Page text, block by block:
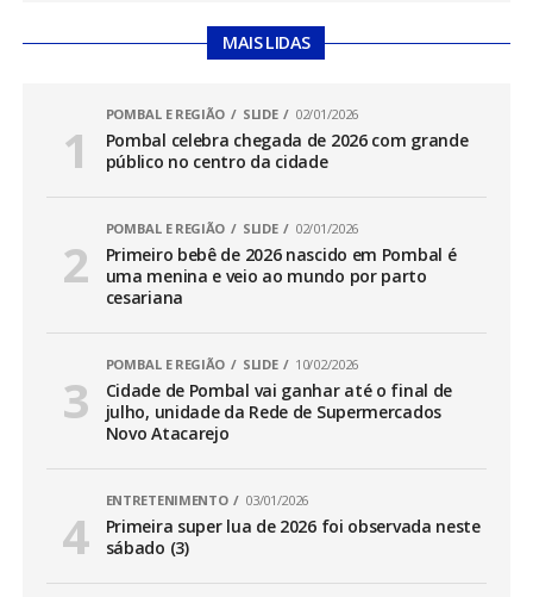
MAIS LIDAS
POMBAL E REGIÃO SLIDE 02/01/2026
Pombal celebra chegada de 2026 com grande
público no centro da cidade
POMBAL E REGIÃO SLIDE 02/01/2026
Primeiro bebê de 2026 nascido em Pombal é
uma menina e veio ao mundo por parto
cesariana
POMBAL E REGIÃO SLIDE 10/02/2026
Cidade de Pombal vai ganhar até o final de
julho, unidade da Rede de Supermercados
Novo Atacarejo
ENTRETENIMENTO 03/01/2026
Primeira super lua de 2026 foi observada neste
sábado (3)